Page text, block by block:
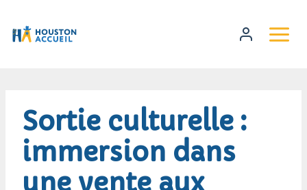
Sortie culturelle :
immersion dans
une vente aux